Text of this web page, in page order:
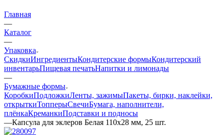
Главная
—
Каталог
—
Упаковка
СкидкиИнгредиентыКондитерские формыКондитерский
инвентарьПищевая печатьНапитки и лимонады
—
Бумажные формы
КоробкиПодложкиЛенты, зажимыПакеты, бирки, наклейки,
открыткиТопперыСвечиБумага, наполнители,
плёнкаКреманкиПодставки и подносы
—Капсула для эклеров Белая 110х28 мм, 25 шт.